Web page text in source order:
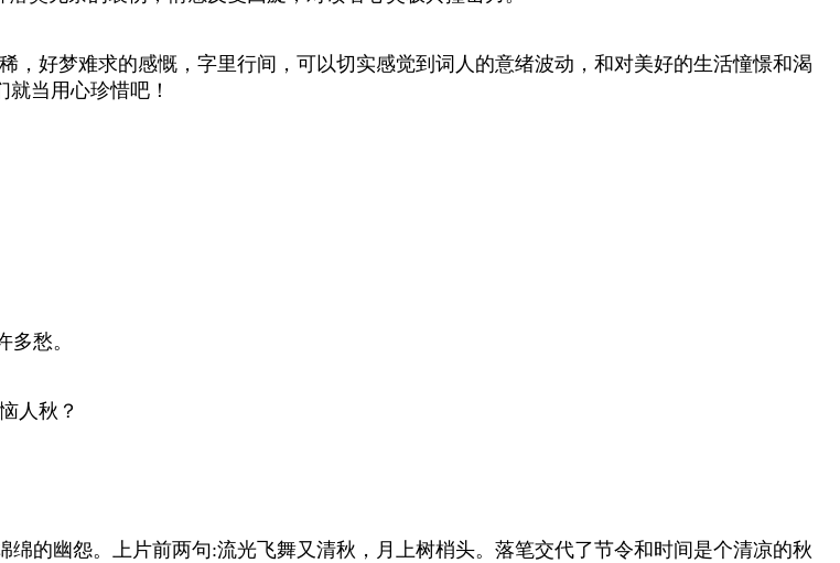
好梦难求的感慨，字里行间，可以切实感觉到词人的意绪波动，和对美好的生活憧憬和渴
当用心珍惜吧！
愁。
人秋？
的幽怨。上片前两句:流光飞舞又清秋，月上树梢头。落笔交代了节令和时间是个清凉的秋